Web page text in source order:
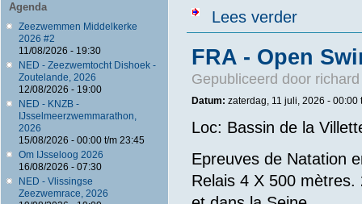
Agenda
Zeezwemmen Middelkerke
2026 #2
11/08/2026 - 19:30
NED - Zeezwemtocht Dishoek -
Zoutelande, 2026
12/08/2026 - 19:00
NED - KNZB -
IJsselmeerzwemmarathon,
2026
15/08/2026 - 00:00t/m 23:45
Om IJsseloog 2026
16/08/2026 - 07:30
NED - Vlissingse
Zeezwemrace, 2026
Lees verderover FRA -
FRA - Open
Gepubliceerd door
Datum: zaterdag, 11 juli, 2026 - 00:00
Loc: Bassin de la
Epreuves de Natation
Relais 4 X 500